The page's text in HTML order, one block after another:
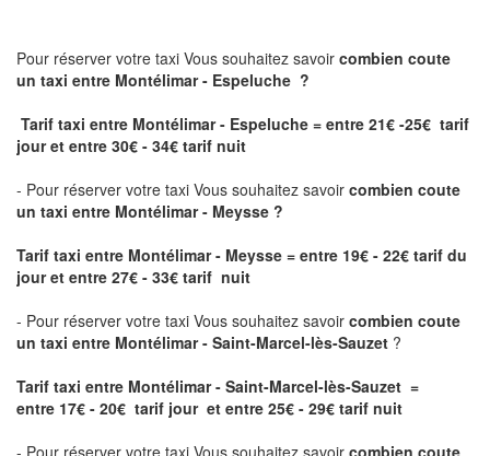
Pour réserver votre taxi Vous souhaitez savoir combien coute
un taxi entre Montélimar - Espeluche ?
Tarif taxi entre Montélimar - Espeluche = entre 21€ -25€ tarif
jour et entre 30€ - 34€ tarif nuit
- Pour réserver votre taxi Vous souhaitez savoir combien coute
un taxi entre Montélimar - Meysse ?
Tarif taxi entre Montélimar - Meysse = entre 19€ - 22€ tarif du
jour et entre 27€ - 33€ tarif nuit
- Pour réserver votre taxi Vous souhaitez savoir combien coute
un taxi entre Montélimar - Saint-Marcel-lès-Sauzet ?
Tarif taxi entre Montélimar - Saint-Marcel-lès-Sauzet =
entre 17€ - 20€ tarif jour et entre 25€ - 29€ tarif nuit